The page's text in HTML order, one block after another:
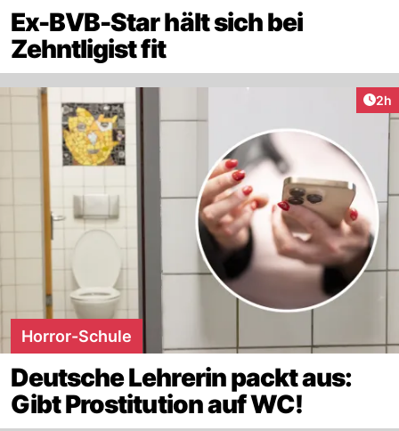
Ex-BVB-Star hält sich bei
Zehntligist fit
2h
Horror-Schule
Deutsche Lehrerin packt aus:
Gibt Prostitution auf WC!